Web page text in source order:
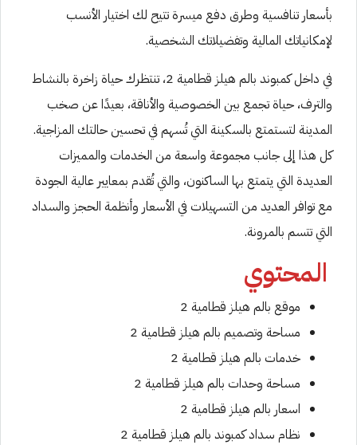
بأسعار تنافسية وطرق دفع ميسرة تتيح لك اختيار الأنسب
لإمكانياتك المالية وتفضيلاتك الشخصية.
في داخل كمبوند بالم هيلز قطامية 2، تنتظرك حياة زاخرة بالنشاط
والترف، حياة تجمع بين الخصوصية والأناقة، بعيدًا عن صخب
المدينة لتستمتع بالسكينة التي تُسهم في تحسين حالتك المزاجية.
كل هذا إلى جانب مجموعة واسعة من الخدمات والمميزات
العديدة التي يتمتع بها الساكنون، والتي تُقدم بمعايير عالية الجودة
مع توافر العديد من التسهيلات في الأسعار وأنظمة الحجز والسداد
التي تتسم بالمرونة.
المحتوي
موقع بالم هيلز قطامية 2
مساحة وتصميم بالم هيلز قطامية 2
خدمات بالم هيلز قطامية 2
مساحة وحدات بالم هيلز قطامية 2
اسعار بالم هيلز قطامية 2
نظام سداد كمبوند بالم هيلز قطامية 2